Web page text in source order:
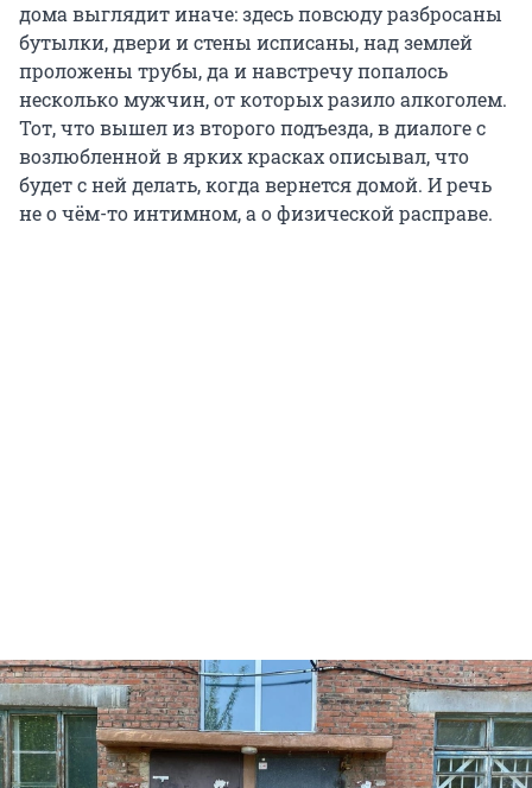
дома выглядит иначе: здесь повсюду разбросаны
бутылки, двери и стены исписаны, над землей
проложены трубы, да и навстречу попалось
несколько мужчин, от которых разило алкоголем.
Тот, что вышел из второго подъезда, в диалоге с
возлюбленной в ярких красках описывал, что
будет с ней делать, когда вернется домой. И речь
не о чём-то интимном, а о физической расправе.